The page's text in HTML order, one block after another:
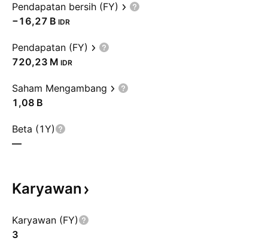
Pendapatan bersih (FY)
‪−16,27 B‬ IDR
Pendapatan (FY)
‪720,23 M‬ IDR
Saham Mengambang
‪1,08 B‬
Beta (1Y)
—
Karyawan
Karyawan (FY)
3